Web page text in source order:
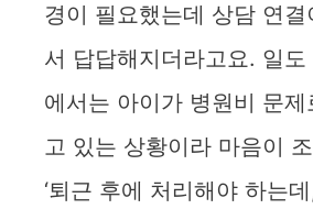
경이 필요했는데 상담 연결
서 답답해지더라고요. 일도
에서는 아이가 병원비 문
고 있는 상황이라 마음이
‘퇴근 후에 처리해야 하는